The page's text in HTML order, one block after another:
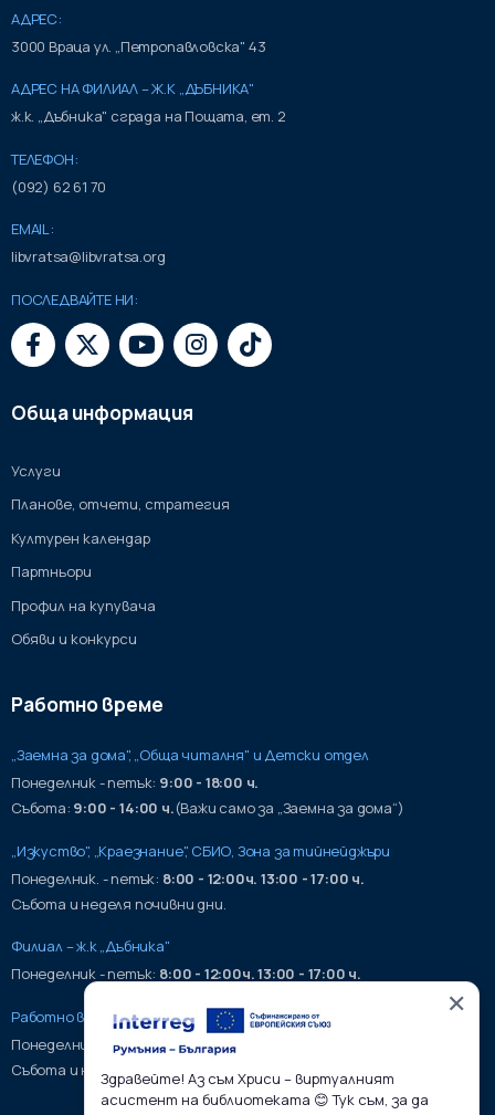
АДРЕС:
3000 Враца ул. „Петропавловска" 43
АДРЕС НА ФИЛИАЛ – Ж.К „ДЪБНИКА"
ж.к. „Дъбника" сграда на Пощата, ет. 2
ТЕЛЕФОН:
(092) 62 61 70
EMAIL:
libvratsa@libvratsa.org
ПОСЛЕДВАЙТЕ НИ:
Обща информация
Услуги
Планове, отчети, стратегия
Културен календар
Партньори
Профил на купувача
Обяви и конкурси
Работно време
„Заемна за дома", „Обща читалня" и Детски отдел
Понеделник - петък: 9:00 - 18:00 ч.
Събота: 9:00 - 14:00 ч.(Важи само за „Заемна за дома“)
„Изкуство", „Краезнание", СБИО, Зона за тийнейджъри
Понеделник. - петък: 8:00 - 12:00ч. 13:00 - 17:00 ч.
Събота и неделя почивни дни.
Филиал – ж.к „Дъбника"
Понеделник - петък: 8:00 - 12:00ч. 13:00 - 17:00 ч.
Работно време на хранилища:
Понеделник - петък:9:00 - 17:00ч.
Събота и неделя почивни дни.
✕
Здравейте! Аз съм Хриси – виртуалният
асистент на библиотеката 😊 Тук съм, за да